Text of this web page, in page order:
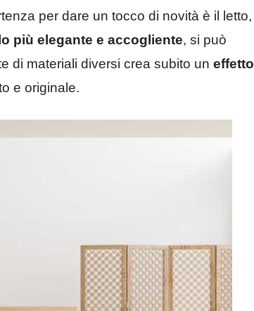
per dare un tocco di novità è il letto,
più elegante e accogliente, si può
di materiali diversi crea subito un effetto
e originale.